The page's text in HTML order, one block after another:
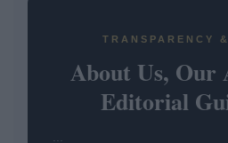
TRANSPARENCY
About Us, Our
Editorial